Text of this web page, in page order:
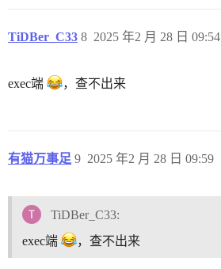
TiDBer_C33 2025 年2 月 28 日 09:54
8
exec端 ，查不出来
有猫万事足 2025 年2 月 28 日 09:59
9
TiDBer_C33:
exec端
，查不出来